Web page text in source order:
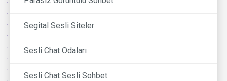
Segital Sesli Siteler
Sesli Chat Odaları
Sesli Chat Sesli Sohbet